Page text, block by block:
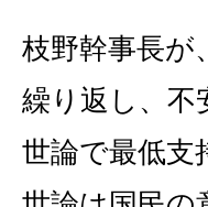
枝野幹事長が
繰り返し、不
世論で最低支